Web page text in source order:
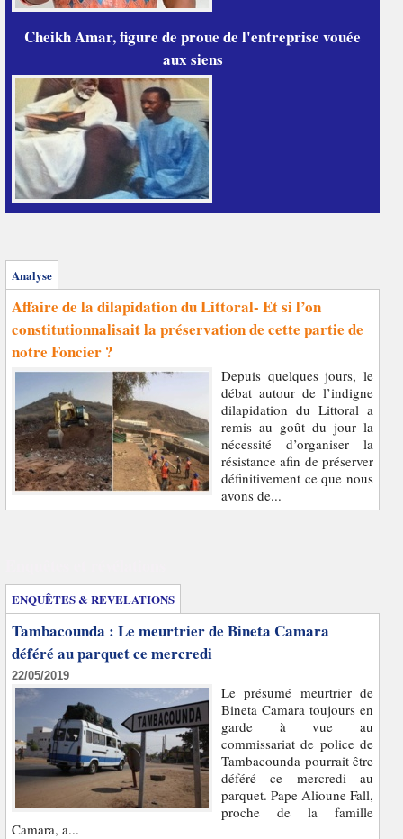
Cheikh Amar, figure de proue de l'entreprise vouée
aux siens
Analyse
Affaire de la dilapidation du Littoral- Et si l’on
constitutionnalisait la préservation de cette partie de
notre Foncier ?
Depuis quelques jours, le
débat autour de l’indigne
dilapidation du Littoral a
remis au goût du jour la
nécessité d’organiser la
résistance afin de préserver
définitivement ce que nous
avons de...
ENQUÊTES & REVELATIONS
Tambacounda : Le meurtrier de Bineta Camara
déféré au parquet ce mercredi
22/05/2019
Le présumé meurtrier de
Bineta Camara toujours en
garde à vue au
commissariat de police de
Tambacounda pourrait être
déféré ce mercredi au
parquet. Pape Alioune Fall,
proche de la famille
Camara, a...